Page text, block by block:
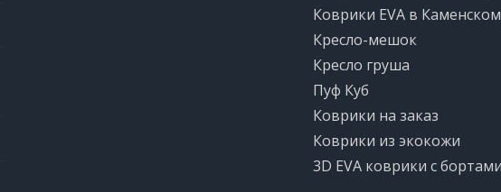
Коврики EVA в Каменском
Кресло-мешок
Кресло груша
Пуф Куб
Коврики на заказ
Коврики из экокожи
3D EVA коврики с бортами